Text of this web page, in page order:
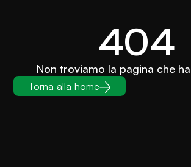
404
Non troviamo la pagina che
Torna alla home